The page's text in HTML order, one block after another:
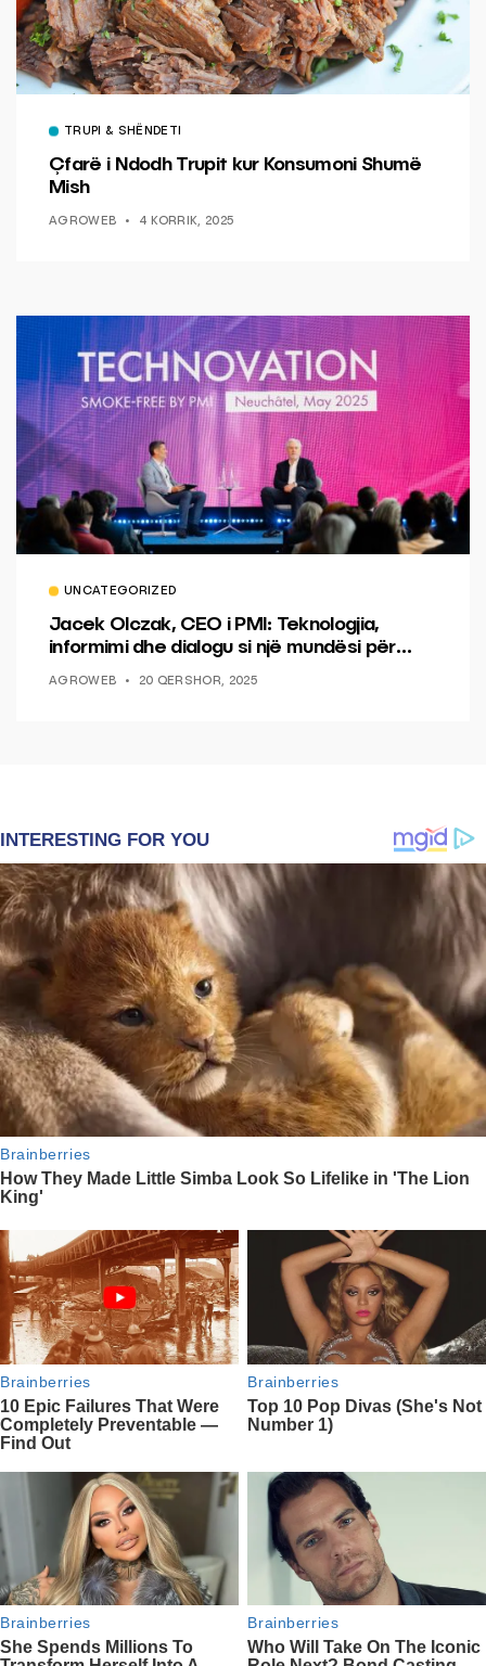
TRUPI & SHËNDETI
Çfarë i Ndodh Trupit kur Konsumoni Shumë
Mish
AGROWEB 4 KORRIK, 2025
UNCATEGORIZED
Jacek Olczak, CEO i PMI: Teknologjia,
informimi dhe dialogu si një mundësi për
AGROWEB 20 QERSHOR, 2025